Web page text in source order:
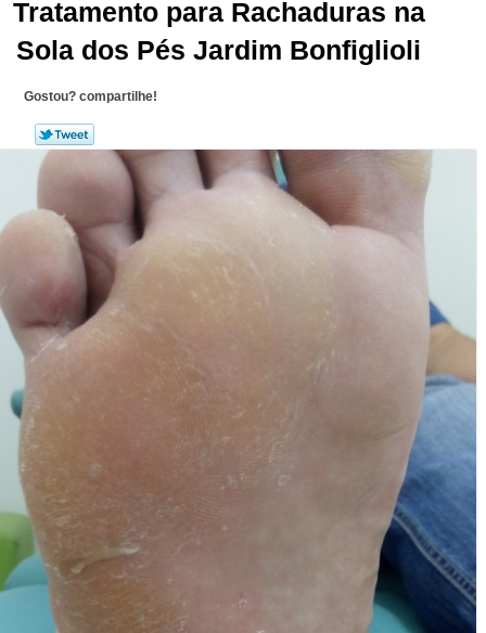
Tratamento para Rachaduras na
Sola dos Pés Jardim Bonfiglioli
Gostou? compartilhe!